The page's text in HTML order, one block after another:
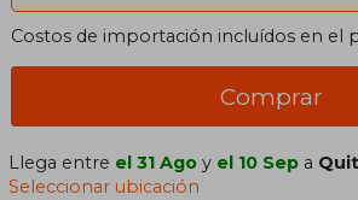
Costos de importación incluídos en el
Comprar
Llega entre el 31 Ago y el 10 Sep a
Seleccionar ubicación